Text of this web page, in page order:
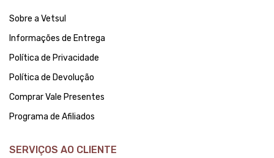
Sobre a Vetsul
Informações de Entrega
Política de Privacidade
Política de Devolução
Comprar Vale Presentes
Programa de Afiliados
SERVIÇOS AO CLIENTE